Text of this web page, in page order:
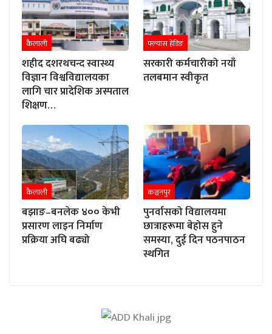
कैलाली
शहीद दशरथचन्द स्वास्थ्य
विज्ञान विश्वविद्यालयका
लागि चार प्रादेशिक अस्पताल
शिक्षण…
फ्ल्यास हेडिङ
सरकारी कर्मचारीको नयाँ
तलबमान स्वीकृत
कैलाली
बझाङ–बनलेक ४०० केभी
प्रसारण लाइन निर्माण
प्रक्रिया अघि बढ्यो
कञ्चनपुर
पुनर्वासको विद्यालयमा
छात्राहरूमा बेहोस हुने
समस्या, दुई दिन पठनपाठन
स्थगित